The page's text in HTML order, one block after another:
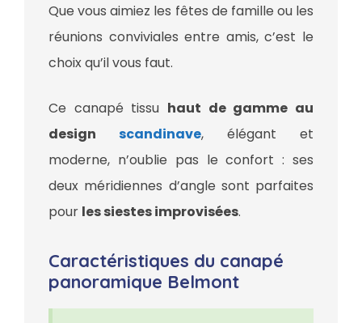
Que vous aimiez les fêtes de famille ou les
réunions conviviales entre amis, c’est le
choix qu’il vous faut.
Ce canapé tissu haut de gamme au
design scandinave, élégant et
moderne, n’oublie pas le confort : ses
deux méridiennes d’angle sont parfaites
pour les siestes improvisées.
Caractéristiques du canapé
panoramique Belmont